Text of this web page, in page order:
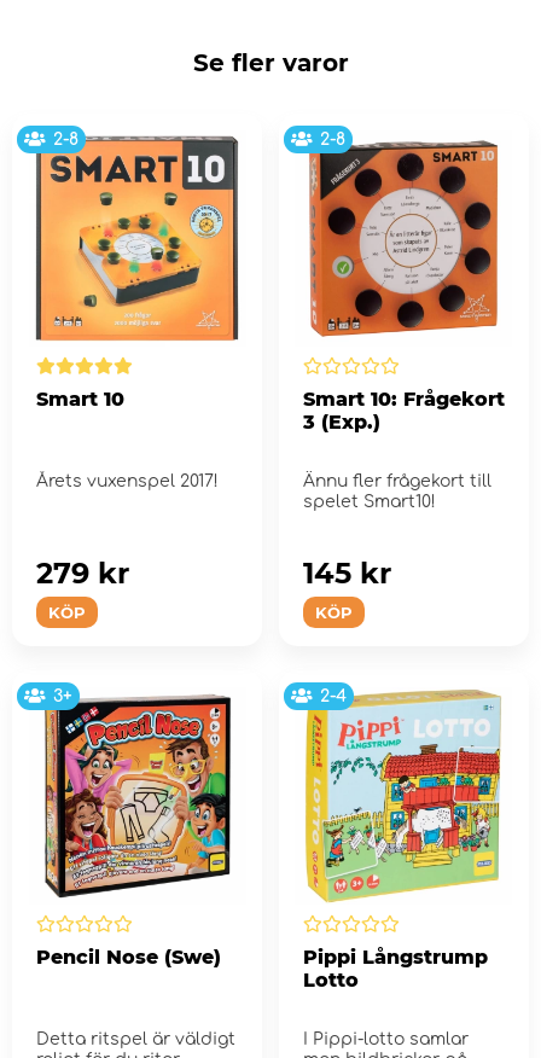
Se fler varor
2-8
Smart 10
Årets vuxenspel 2017!
KÖP
279 kr
2-8
Smart 10: Frågekort
3 (Exp.)
Ännu fler frågekort till
spelet Smart10!
KÖP
145 kr
3+
Pencil Nose (Swe)
Detta ritspel är väldigt
2-4
Pippi Långstrump
Lotto
I Pippi-lotto samlar